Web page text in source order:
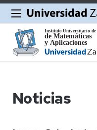
Noticias